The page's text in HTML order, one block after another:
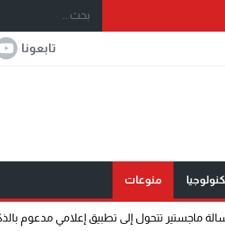
تابعونا
منوعات
تتحول إلى تطبيق إعلامي مدعوم بالذكاء